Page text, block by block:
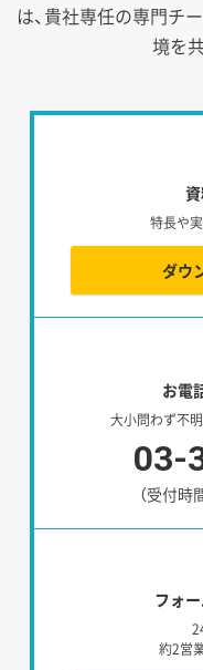
は、貴社専任の専門チ
境を
特長や
ダウ
お電
大小問わず不
03-
（受付時
フォ
約2営